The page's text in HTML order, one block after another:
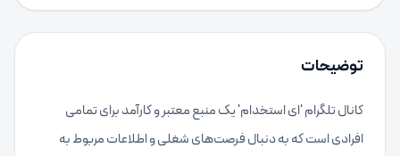
توضیحات
کانال تلگرام 'ای استخدام' یک منبع معتبر و کارآمد برای تمامی
افرادی است که به دنبال فرصت‌های شغلی و اطلاعات مربوط به